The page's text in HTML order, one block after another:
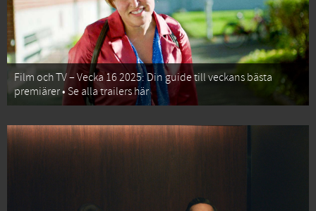
Film och TV – Vecka 16 2025: Din guide till veckans bästa
premiärer • Se alla trailers här